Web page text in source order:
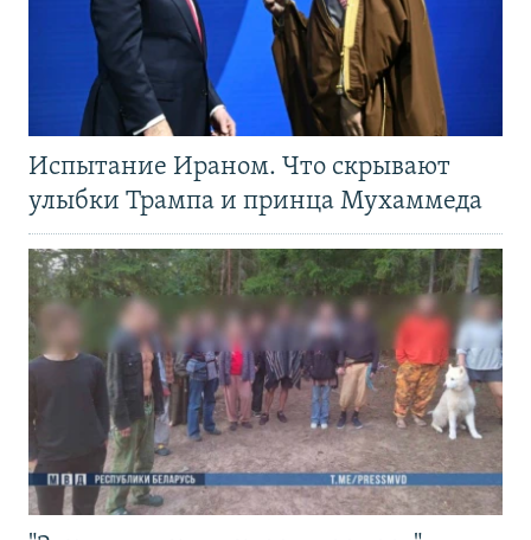
Испытание Ираном. Что скрывают
улыбки Трампа и принца Мухаммеда